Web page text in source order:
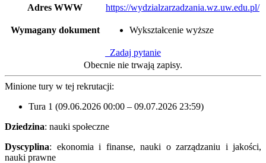
Adres WWW
https://wydzialzarzadzania.wz.uw.edu.pl/
Wymagany dokument Wykształcenie wyższe
Zadaj pytanie
Obecnie nie trwają zapisy.
Minione tury w tej rekrutacji:
Tura 1 (09.06.2026 00:00 – 09.07.2026 23:59)
Dziedzina: nauki społeczne
Dyscyplina: ekonomia i finanse, nauki o zarządzaniu i jakości,
nauki prawne